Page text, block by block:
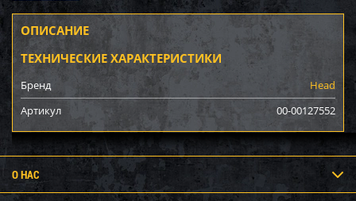
ОПИСАНИЕ
ТЕХНИЧЕСКИЕ ХАРАКТЕРИСТИКИ
Бренд
Head
Артикул
00-00127552
О НАС